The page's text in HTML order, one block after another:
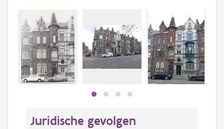
Juridische gevolgen